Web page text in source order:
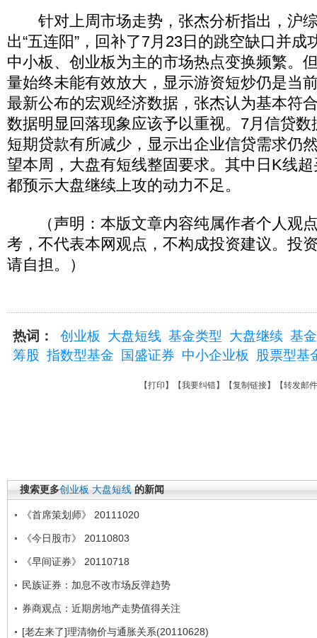
针对上周市场走势，张杰分析指出，沪
出“五连阳”，回补了7月23日的跳空缺口并成
中小板、创业板为主的市场热点变换频繁。
量始终未能有效放大，显示游资短炒仍是当
最新公布的宏观经济数据，张杰认为基本符
数据明显回落现象应该予以重视。7月信贷
短期贷款有所减少，显示出企业信贷需求仍
望本周，大盘有短线整固要求。其中日K线
都预示大盘继续上攻的动力不足。
（声明：本版文章内容纯属作者个人观
考，不代表本网观点，不构成投资建议。投
请自担。）
热词： 创业板 大盘短线 基金类型 大盘继续 基
筹股 指数型基金 国盛证券 中小企业板 股票型基
【打印 】【我要纠错】【复制链接】【转发邮件
搜索更多创业板 大盘短线 的新闻
《首席策划师》 20111020
《今日股市》 20110803
《早间证券》 20110718
民族证券：加息不改市场反弹趋势
券商观点：近期房地产走势值得关注
[老左来了]理清物价与通胀关系(20110628)